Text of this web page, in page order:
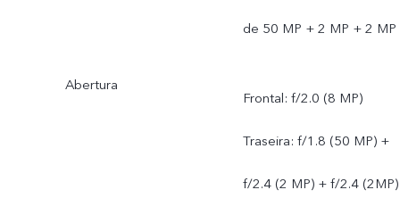
de 50 MP + 2 MP + 2 MP
Abertura
Frontal: f/2.0 (8 MP)
Traseira: f/1.8 (50 MP) +
f/2.4 (2 MP) + f/2.4 (2MP)